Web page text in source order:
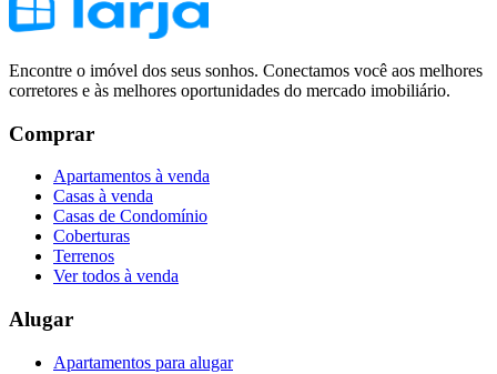
Encontre o imóvel dos seus sonhos. Conectamos você aos melhores
corretores e às melhores oportunidades do mercado imobiliário.
Comprar
Apartamentos à venda
Casas à venda
Casas de Condomínio
Coberturas
Terrenos
Ver todos à venda
Alugar
Apartamentos para alugar